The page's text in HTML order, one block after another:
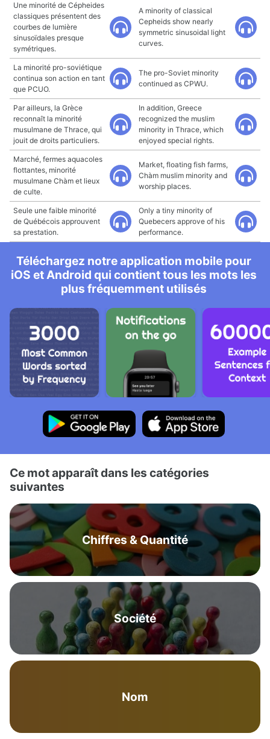
Une minorité de Cépheides
classiques présentent des
courbes de lumière
sinusoïdales presque
symétriques.
A minority of classical
Cepheids show nearly
symmetric sinusoidal light
curves.
La minorité pro-soviétique
continua son action en tant
que PCUO.
The pro-Soviet minority
continued as CPWU.
Par ailleurs, la Grèce
reconnaît la minorité
musulmane de Thrace, qui
jouit de droits particuliers.
In addition, Greece
recognized the muslim
minority in Thrace, which
enjoyed special rights.
Marché, fermes aquacoles
flottantes, minorité
musulmane Chàm et lieux
de culte.
Market, floating fish farms,
Chàm muslim minority and
worship places.
Seule une faible minorité
de Québécois approuvent
sa prestation.
Only a tiny minority of
Quebecers approve of his
performance.
Téléchargez notre application mobile pour
iOS et Android qui contient tous les mots les
plus fréquemment utilisés
Ce mot apparaît dans les catégories
suivantes
Chiffres & Quantité
Société
Nom